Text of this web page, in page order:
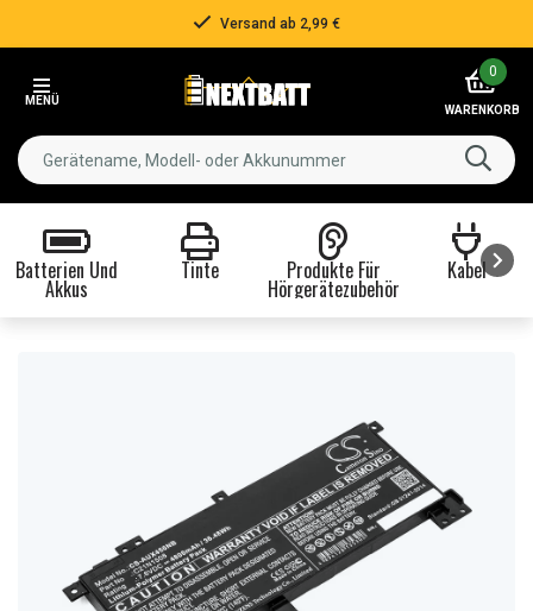
Versand ab 2,99 €
MENÜ
0
WARENKORB
Batterien Und
Akkus
Tinte Produkte Für
Hörgerätezubehör
Kabel